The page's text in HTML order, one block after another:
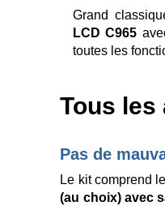
Grand
LCD C965
toutes les
Tous
Pas de
Le kit comprend le
(au choix) avec